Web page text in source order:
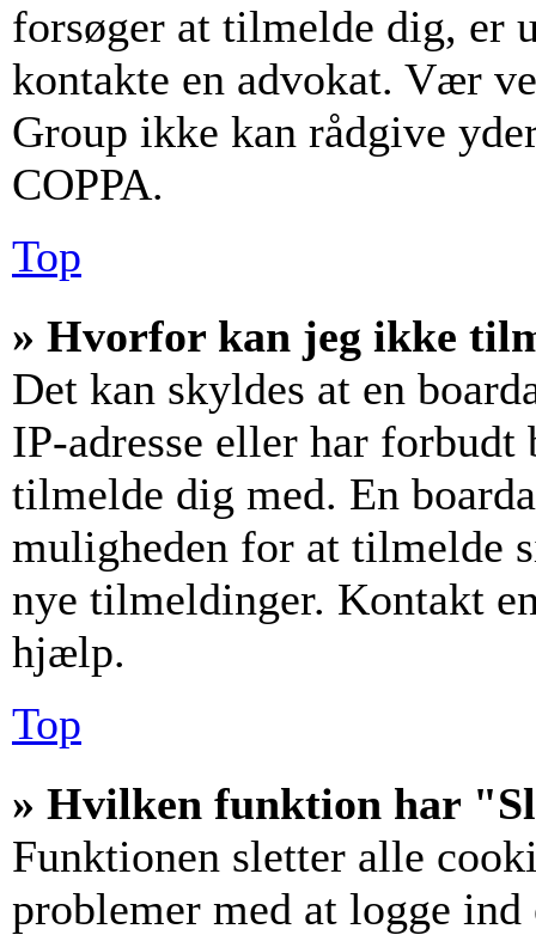
forsøger at tilmelde dig, er
kontakte en advokat. Vær
Group ikke kan rådgive
COPPA.
Top
» Hvorfor kan jeg ikke
Det kan skyldes at en
IP-adresse eller har
tilmelde dig med. En
muligheden for at tilmelde
nye tilmeldinger. Kontakt
hjælp.
Top
» Hvilken funktion har
Funktionen sletter alle
problemer med at logge